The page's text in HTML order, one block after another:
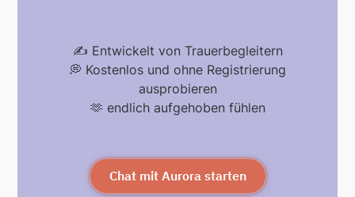
✍️ Entwickelt von Trauerbegleitern
💭 Kostenlos und ohne Registrierung
ausprobieren
🫶 endlich aufgehoben fühlen
Chat mit Aurora starten